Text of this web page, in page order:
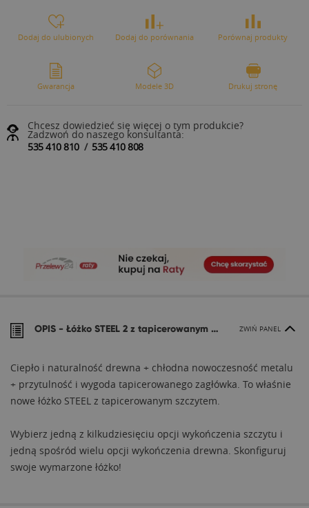
Dodaj do ulubionych Dodaj do porównania Porównaj produkty
Gwarancja Modele 3D Drukuj stronę
Chcesz dowiedzieć się więcej o tym produkcie?
Zadzwoń do naszego konsultanta:
535 410 810/ 535 410 808
OPIS - Łóżko STEEL 2 z tapicerowanym szczytem ZWIŃ PANEL
Ciepło i naturalność drewna + chłodna nowoczesność metalu
+ przytulność i wygoda tapicerowanego zagłówka. To właśnie
nowe łóżko STEEL z tapicerowanym szczytem.
Wybierz jedną z kilkudziesięciu opcji wykończenia szczytu i
jedną spośród wielu opcji wykończenia drewna. Skonfiguruj
swoje wymarzone łóżko!